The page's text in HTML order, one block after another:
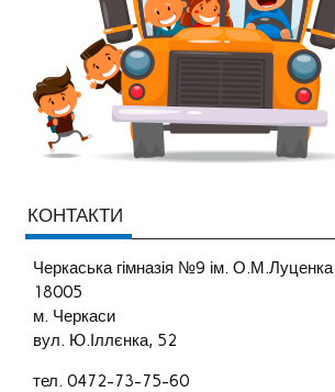
КОНТАКТИ
Черкаська гімназія №9 ім. О.М.Луценка
18005
м. Черкаси
вул. Ю.Іллєнка, 52
тел. 0472-73-75-60